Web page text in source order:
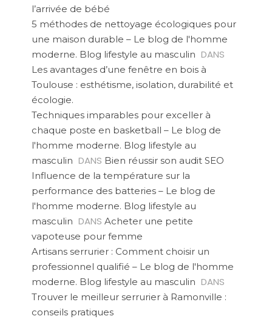
l’arrivée de bébé
5 méthodes de nettoyage écologiques pour
une maison durable – Le blog de l'homme
moderne. Blog lifestyle au masculin DANS
Les avantages d’une fenêtre en bois à
Toulouse : esthétisme, isolation, durabilité et
écologie.
Techniques imparables pour exceller à
chaque poste en basketball – Le blog de
l'homme moderne. Blog lifestyle au
masculin DANS Bien réussir son audit SEO
Influence de la température sur la
performance des batteries – Le blog de
l'homme moderne. Blog lifestyle au
masculin DANS Acheter une petite
vapoteuse pour femme
Artisans serrurier : Comment choisir un
professionnel qualifié – Le blog de l'homme
moderne. Blog lifestyle au masculin DANS
Trouver le meilleur serrurier à Ramonville :
conseils pratiques